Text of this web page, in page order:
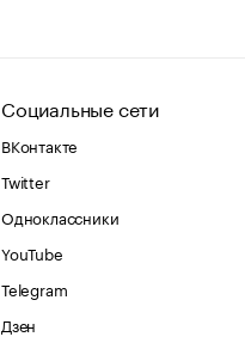
Социальные сети
ВКонтакте
Twitter
Одноклассники
YouTube
Telegram
Дзен